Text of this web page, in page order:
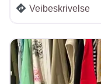
Veibeskrivelse